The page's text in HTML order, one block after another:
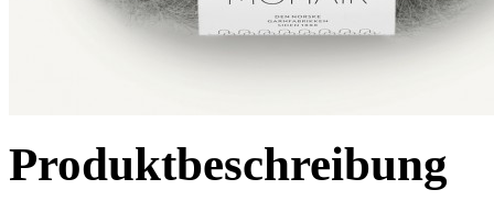
Produktbeschreibung